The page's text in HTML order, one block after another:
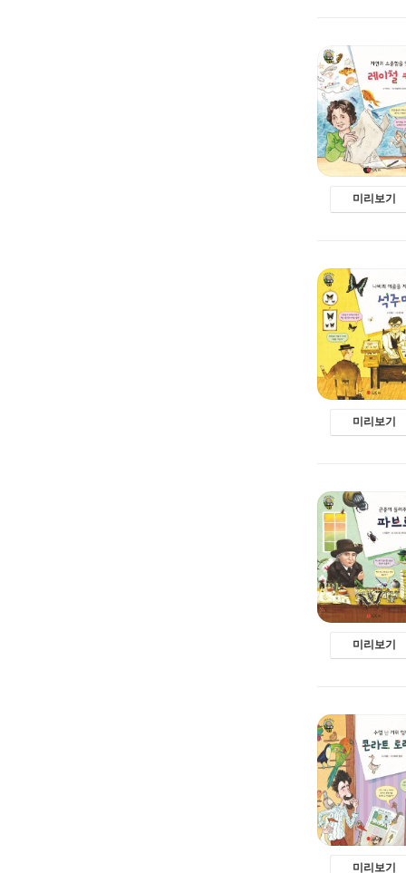
미리보기
미리보기
미리보기
미리보기